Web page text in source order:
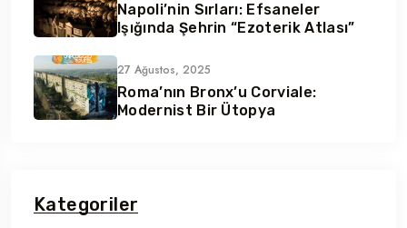
Napoli’nin Sırları: Efsaneler
Işığında Şehrin “Ezoterik Atlası”
27 Ağustos, 2025
Roma’nın Bronx’u Corviale:
Modernist Bir Ütopya
Kategoriler